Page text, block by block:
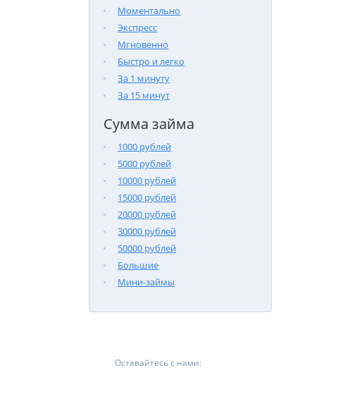
Моментально
Экспресс
Мгновенно
Быстро и легко
За 1 минуту
За 15 минут
Сумма займа
1000 рублей
5000 рублей
10000 рублей
15000 рублей
20000 рублей
30000 рублей
50000 рублей
Большие
Мини-займы
Оставайтесь с нами: